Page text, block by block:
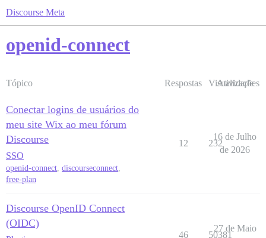
Discourse Meta
openid-connect
Tópico Respostas Visualizações
Atividade
Conectar logins de usuários do
meu site Wix ao meu fórum
Discourse
SSO
openid-connect, discourseconnect,
free-plan
12 232
16 de Julho
de 2026
Discourse OpenID Connect
(OIDC)
46 50381
27 de Maio